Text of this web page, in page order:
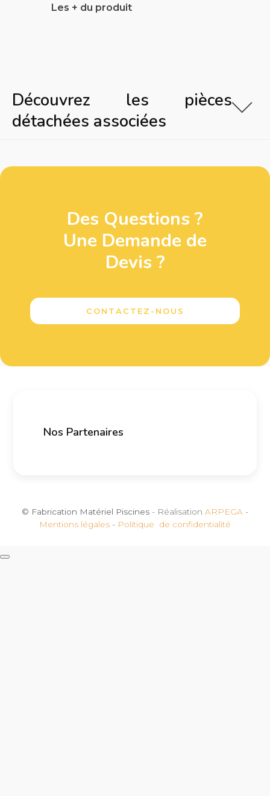
Les + du produit
Découvrez les pièces
détachées associées
Des Questions ?
Une Demande de
Devis ?
CONTACTEZ-NOUS
Nos Partenaires
© Fabrication Matériel Piscines - Réalisation ARPEGA -
Mentions légales - Politique de confidentialité